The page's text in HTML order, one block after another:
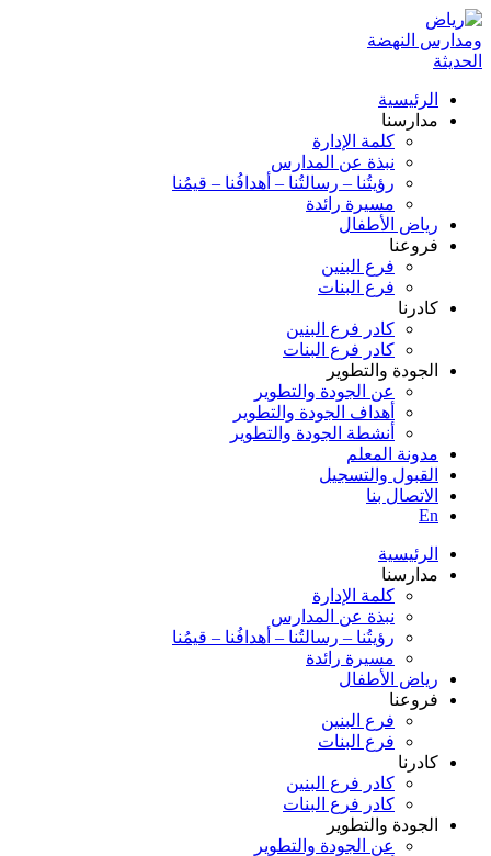
الرئيسية
مدارسنا
كلمة الإدارة
نبذة عن المدارس
رؤيتُنا – رسالتُنا – أهدافُنا – قيمُنا
مسيرة رائدة
رياض الأطفال
فروعنا
فرع البنين
فرع البنات
كادرنا
كادر فرع البنين
كادر فرع البنات
الجودة والتطوير
عن الجودة والتطوير
أهداف الجودة والتطوير
أنشطة الجودة والتطوير
مدونة المعلم
القبول والتسجيل
الاتصال بنا
En
الرئيسية
مدارسنا
كلمة الإدارة
نبذة عن المدارس
رؤيتُنا – رسالتُنا – أهدافُنا – قيمُنا
مسيرة رائدة
رياض الأطفال
فروعنا
فرع البنين
فرع البنات
كادرنا
كادر فرع البنين
كادر فرع البنات
الجودة والتطوير
عن الجودة والتطوير